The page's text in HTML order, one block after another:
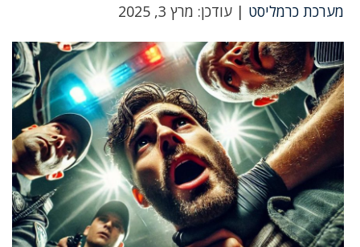
מערכת כרמליסט | עודכן: מרץ 3, 2025